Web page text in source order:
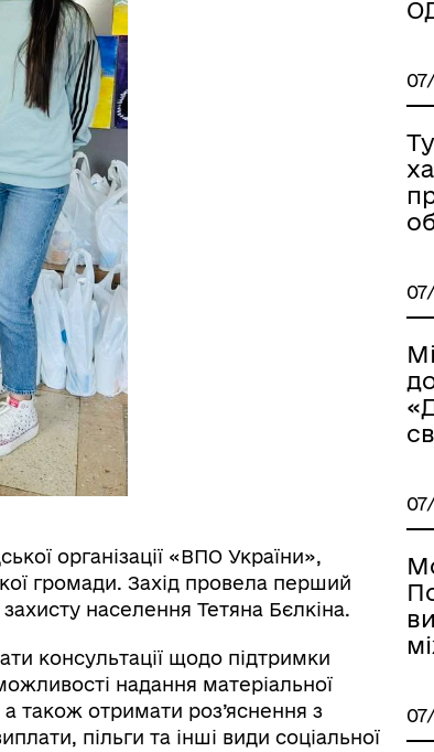
організації «ВПО України»,
громади. Захід провела перший
населення Тетяна Бєлкіна.
консультації щодо підтримки
надання матеріальної
також отримати роз’яснення з
пільги та інші види соціальної